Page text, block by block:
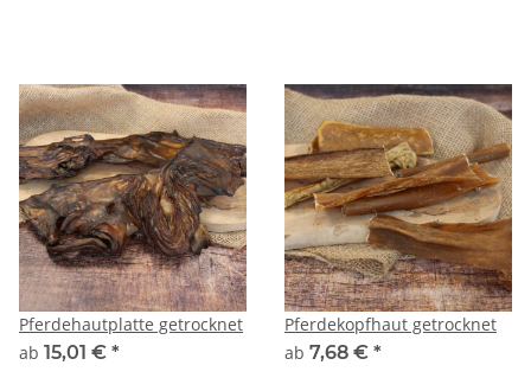
Pferdehautplatte getrocknet
ab 15,01 € *
Pferdekopfhaut getrocknet
ab 7,68 € *